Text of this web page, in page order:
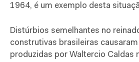
1964, é um exemplo desta
Distúrbios semelhantes no
construtivas brasileiras
produzidas por Waltercio Caldas